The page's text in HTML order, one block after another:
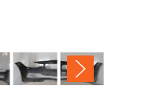
(омыв+сенс) 5111